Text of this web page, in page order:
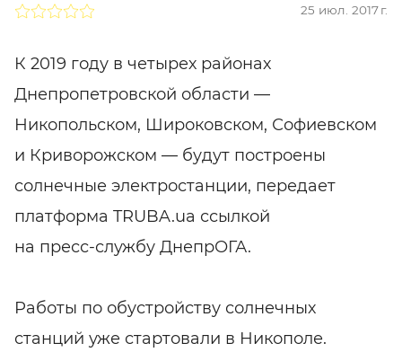
25 июл. 2017 г.
К 2019 году в четырех районах
Днепропетровской области —
Никопольском, Широковском, Софиевском
и Криворожском — будут построены
солнечные электростанции, передает
платформа TRUBA.ua ссылкой
на пресс-службу ДнепрОГА.
Работы по обустройству солнечных
станций уже стартовали в Никополе.